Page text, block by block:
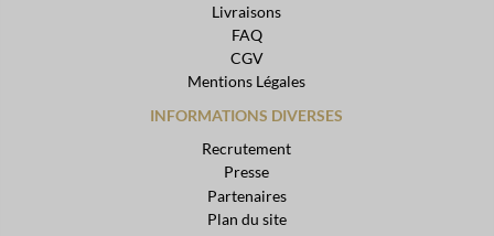
Livraisons
FAQ
CGV
Mentions Légales
INFORMATIONS DIVERSES
Recrutement
Presse
Partenaires
Plan du site